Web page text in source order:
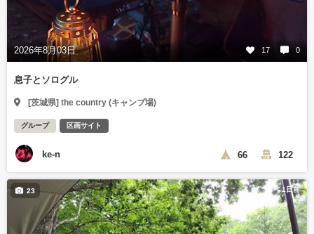
2026年8月03日 17 0
息子とソログル
[茨城県] the country (キャンプ場)
グループ 区画サイト
ke-n 66 122
1日前
23